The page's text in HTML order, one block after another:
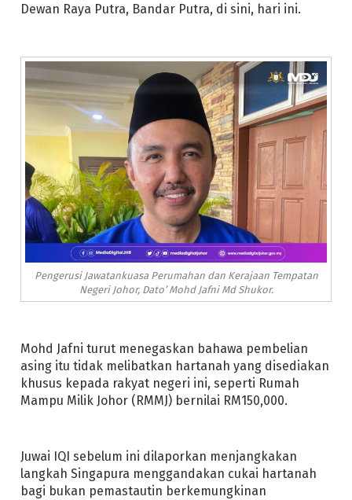
Dewan Raya Putra, Bandar Putra, di sini, hari ini.
Pengerusi Jawatankuasa Perumahan dan Kerajaan Tempatan
Negeri Johor, Dato’ Mohd Jafni Md Shukor.
Mohd Jafni turut menegaskan bahawa pembelian
asing itu tidak melibatkan hartanah yang disediakan
khusus kepada rakyat negeri ini, seperti Rumah
Mampu Milik Johor (RMMJ) bernilai RM150,000.
Juwai IQI sebelum ini dilaporkan menjangkakan
langkah Singapura menggandakan cukai hartanah
bagi bukan pemastautin berkemungkinan